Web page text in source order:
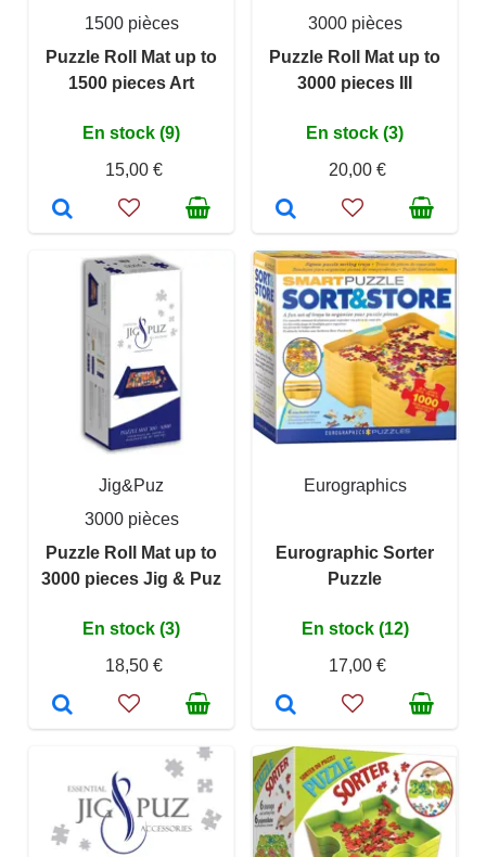
1500 pièces
Puzzle Roll Mat up to
1500 pieces Art
En stock (9)
15,00 €
3000 pièces
Puzzle Roll Mat up to
3000 pieces III
En stock (3)
20,00 €
Jig&Puz
3000 pièces
Puzzle Roll Mat up to
3000 pieces Jig & Puz
En stock (3)
18,50 €
Eurographics
Eurographic Sorter
Puzzle
En stock (12)
17,00 €